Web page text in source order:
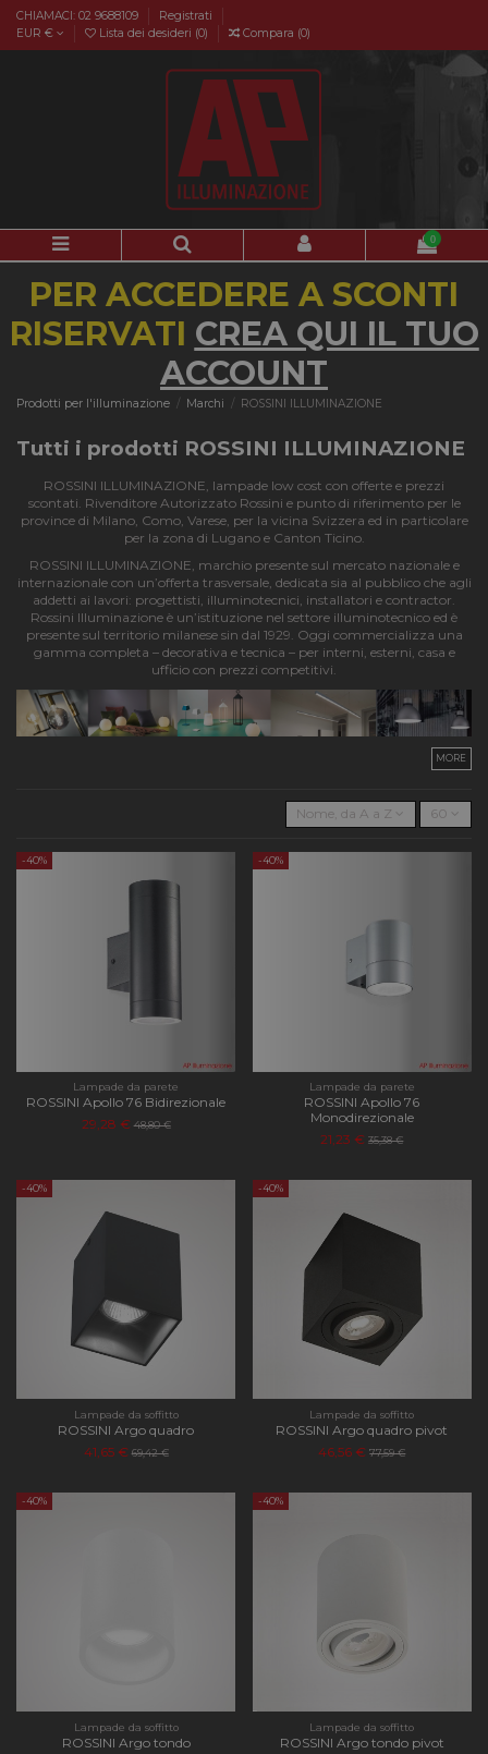
CHIAMACI: 02 9688109
Registrati
EUR €
Lista dei desideri (0) Compara (0)
0
PER ACCEDERE A SCONTI
RISERVATI CREA QUI IL TUO
ACCOUNT
Prodotti per l'illuminazione Marchi ROSSINI ILLUMINAZIONE
Tutti i prodotti ROSSINI ILLUMINAZIONE
ROSSINI ILLUMINAZIONE, lampade low cost con offerte e prezzi
scontati. Rivenditore Autorizzato Rossini e punto di riferimento per le
province di Milano, Como, Varese, per la vicina Svizzera ed in particolare
per la zona di Lugano e Canton Ticino.
ROSSINI ILLUMINAZIONE, marchio presente sul mercato nazionale e
internazionale con un’offerta trasversale, dedicata sia al pubblico che agli
addetti ai lavori: progettisti, illuminotecnici, installatori e contractor.
Rossini Illuminazione è un’istituzione nel settore illuminotecnico ed è
presente sul territorio milanese sin dal 1929. Oggi commercializza una
gamma completa – decorativa e tecnica – per interni, esterni, casa e
ufficio con prezzi competitivi.
MORE
Nome, da A a Z 60
-40%
Lampade da parete
ROSSINI Apollo 76 Bidirezionale
29,28 € 48,80 €
-40%
Lampade da parete
ROSSINI Apollo 76
Monodirezionale
21,23 € 35,38 €
-40%
Lampade da soffitto
ROSSINI Argo quadro
41,65 € 69,42 €
-40%
Lampade da soffitto
ROSSINI Argo quadro pivot
46,56 € 77,59 €
-40%
Lampade da soffitto
ROSSINI Argo tondo
-40%
Lampade da soffitto
ROSSINI Argo tondo pivot